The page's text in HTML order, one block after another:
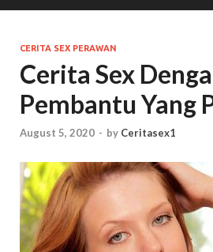
CERITA SEX PERAWAN
Cerita Sex
Pembantu Yang
August 5, 2020 - by Ceritasex1